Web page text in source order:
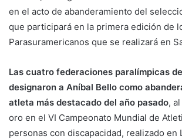
en el acto de abanderamiento del
que participará en la primera edición de
Parasuramericanos que se realizará en
Las cuatro federaciones paralímpicas
designaron a Aníbal Bello como
atleta más destacado del año pasado,
oro en el VI Campeonato Mundial de
personas con discapacidad, realizado en